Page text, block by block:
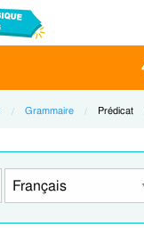
Grammaire Current:
Prédicat